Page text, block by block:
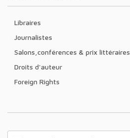
Libraires
Journalistes
Salons,conférences & prix littéraires
Droits d'auteur
Foreign Rights